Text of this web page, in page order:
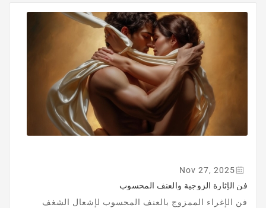
Nov 27, 2025
فن الإثارة الزوجية والعنف المحسوب
فن الإغراء الممزوج بالعنف المحسوب لإشعال الشغف